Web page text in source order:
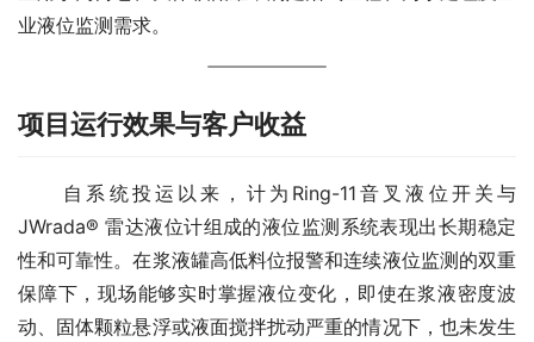
业液位监测需求。
项目运行效果与客户收益
自系统投运以来，计为Ring-11音叉液位开关与
JWrada® 雷达液位计组成的液位监测系统表现出长期稳定
性和可靠性。在浆液罐高低料位报警和连续液位监测的双重
保障下，现场能够实时掌握液位变化，即使在浆液密度波
动、固体颗粒悬浮或液面搅拌扰动严重的情况下，也未发生